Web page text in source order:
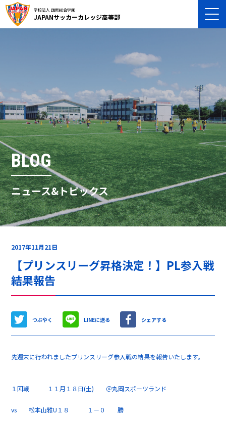
学校法人 国際総合学園
JAPANサッカーカレッジ高等部
BLOG
ニュース&トピックス
2017年11月21日
【プリンスリーグ昇格決定！】PL参入戦
結果報告
つぶやく LINEに送る シェアする
先週末に行われましたプリンスリーグ参入戦の結果を報告いたします。
１回戦 １１月１８日(土) ＠丸岡スポーツランド
vs 松本山雅U１８ １－０ 勝